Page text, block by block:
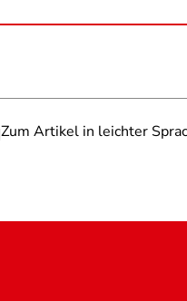
Zum Artikel in leichter